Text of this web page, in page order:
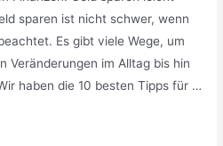
sparen ist nicht schwer, wenn
Es gibt viele Wege, um
Veränderungen im Alltag bis hin
haben die 10 besten Tipps für …